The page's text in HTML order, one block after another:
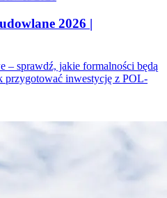
2026 |
– sprawdź, jakie formalności będą
inwestycję z POL-